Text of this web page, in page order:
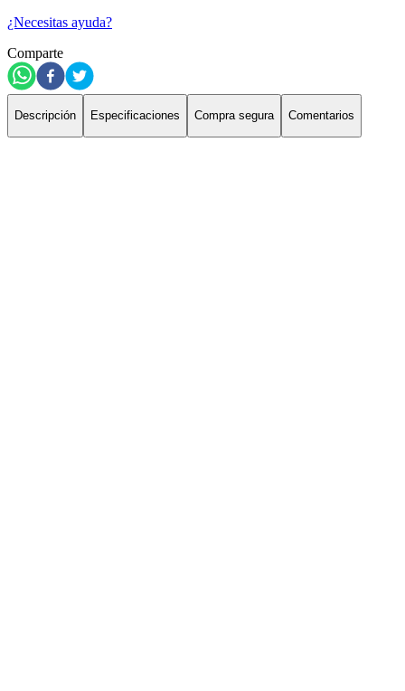
¿Necesitas ayuda?
Comparte
Descripción Especificaciones Compra segura Comentarios